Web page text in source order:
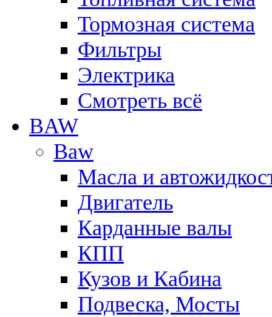
Тормозная система
Фильтры
Электрика
Смотреть всё
BAW
Baw
Масла и
Двигатель
Карданные валы
КПП
Кузов и Кабина
Подвеска, Мосты